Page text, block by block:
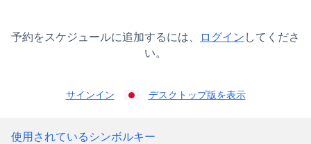
予約をスケジュールに追加するには、 ログインしてくださ
い。
サインイン デスクトップ版を表示
使用されているシンボルキー